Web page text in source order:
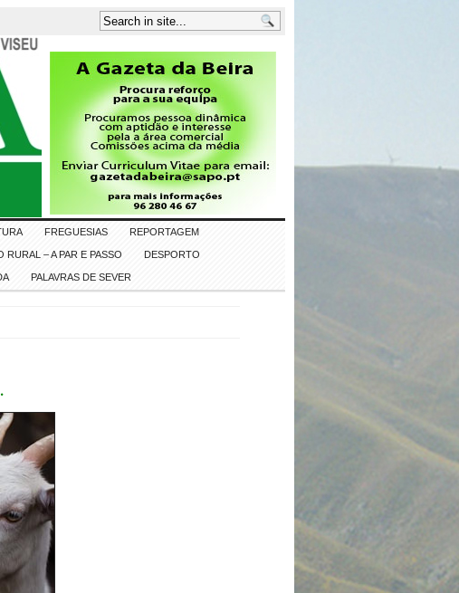
FREGUESIAS REPORTAGEM
RURAL – A PAR E PASSO DESPORTO
PALAVRAS DE SEVER